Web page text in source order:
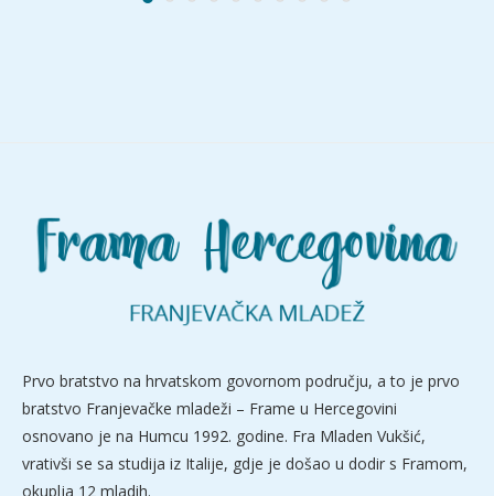
Prvo bratstvo na hrvatskom govornom području, a to je prvo
bratstvo Franjevačke mladeži – Frame u Hercegovini
osnovano je na Humcu 1992. godine. Fra Mladen Vukšić,
vrativši se sa studija iz Italije, gdje je došao u dodir s Framom,
okuplja 12 mladih.